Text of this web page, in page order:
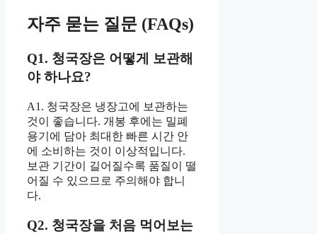
자주 묻는 질문 (FAQs)
Q1. 청국장은 어떻게 보관해
야 하나요?
A1. 청국장은 냉장고에 보관하는
것이 좋습니다. 개봉 후에는 밀폐
용기에 담아 최대한 빠른 시간 안
에 소비하는 것이 이상적입니다.
보관 기간이 길어질수록 품질이 떨
어질 수 있으므로 주의해야 합니
다.
Q2. 청국장을 처음 먹어보는